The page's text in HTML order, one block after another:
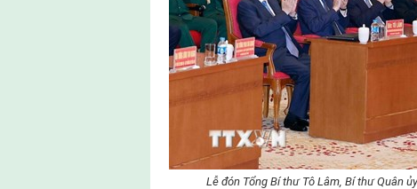
Lễ đón Tổng Bí thư Tô Lâm, Bí thư Quân